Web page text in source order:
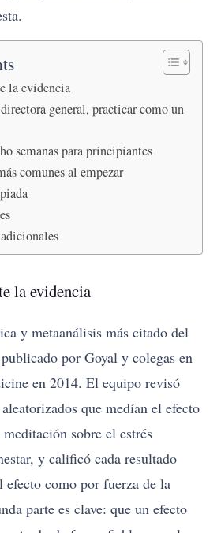
la evidencia
general, practicar como un
semanas para principiantes
comunes al empezar
la evidencia
y metaanálisis más citado del
por Goyal y colegas en
en 2014. El equipo revisó
que medían el efecto
sobre el estrés
y calificó cada resultado
efecto como por fuerza de la
parte es clave: que un efecto